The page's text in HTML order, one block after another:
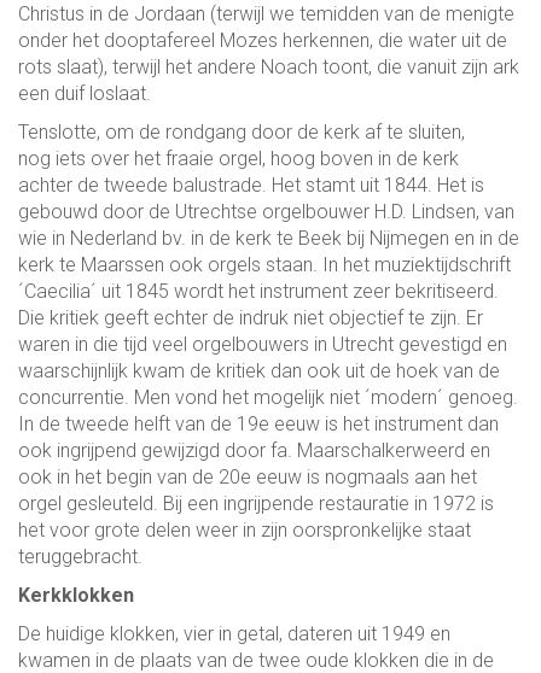
Christus in de Jordaan (terwijl we temidden van de menigte
onder het dooptafereel Mozes herkennen, die water uit de
rots slaat), terwijl het andere Noach toont, die vanuit zijn ark
een duif loslaat.
Tenslotte, om de rondgang door de kerk af te sluiten,
nog iets over het fraaie orgel, hoog boven in de kerk
achter de tweede balustrade. Het stamt uit 1844. Het is
gebouwd door de Utrechtse orgelbouwer H.D. Lindsen, van
wie in Nederland bv. in de kerk te Beek bij Nijmegen en in de
kerk te Maarssen ook orgels staan. In het muziektijdschrift
´Caecilia´ uit 1845 wordt het instrument zeer bekritiseerd.
Die kritiek geeft echter de indruk niet objectief te zijn. Er
waren in die tijd veel orgelbouwers in Utrecht gevestigd en
waarschijnlijk kwam de kritiek dan ook uit de hoek van de
concurrentie. Men vond het mogelijk niet ´modern´ genoeg.
In de tweede helft van de 19e eeuw is het instrument dan
ook ingrijpend gewijzigd door fa. Maarschalkerweerd en
ook in het begin van de 20e eeuw is nogmaals aan het
orgel gesleuteld. Bij een ingrijpende restauratie in 1972 is
het voor grote delen weer in zijn oorspronkelijke staat
teruggebracht.
Kerkklokken
De huidige klokken, vier in getal, dateren uit 1949 en
kwamen in de plaats van de twee oude klokken die in de